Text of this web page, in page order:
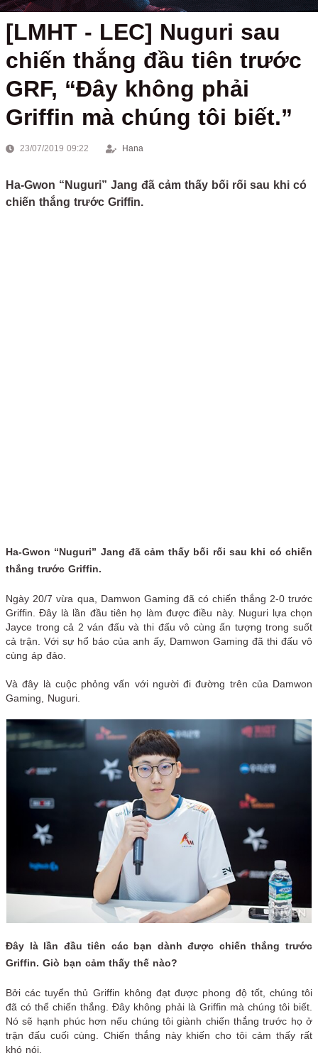
[LMHT - LEC] Nuguri sau
chiến thắng đầu tiên trước
GRF, “Đây không phải
Griffin mà chúng tôi biết.”
23/07/2019 09:22 Hana
Ha-Gwon “Nuguri” Jang đã cảm thấy bối rối sau khi có
chiến thắng trước Griffin.
Ha-Gwon “Nuguri” Jang đã cảm thấy bối rối sau khi có chiến
thắng trước Griffin.
Ngày 20/7 vừa qua, Damwon Gaming đã có chiến thắng 2-0 trước
Griffin. Đây là lần đầu tiên họ làm được điều này. Nuguri lựa chọn
Jayce trong cả 2 ván đấu và thi đấu vô cùng ấn tượng trong suốt
cả trận. Với sự hổ báo của anh ấy, Damwon Gaming đã thi đấu vô
cùng áp đảo.
Và đây là cuộc phỏng vấn với người đi đường trên của Damwon
Gaming, Nuguri.
Đây là lần đầu tiên các bạn dành được chiến thắng trước
Griffin. Giò bạn cảm thấy thế nào?
Bởi các tuyển thủ Griffin không đạt được phong độ tốt, chúng tôi
đã có thể chiến thắng. Đây không phải là Griffin mà chúng tôi biết.
Nó sẽ hạnh phúc hơn nếu chúng tôi giành chiến thắng trước họ ở
trận đấu cuối cùng. Chiến thắng này khiến cho tôi cảm thấy rất
khó nói.